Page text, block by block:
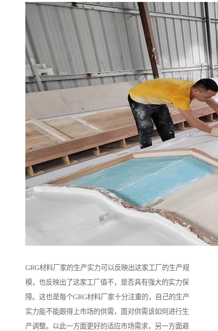
GRG材料厂家的生产实力可以反映出这家工厂的生产规
模，也反映出了这家工厂值不，是否具有强大的实力保
障。这也是每个GRG材料厂家十分注重的，自己的生产
实力能不能跟得上市场的供需，面对供需该如何进行生
产调整。以此一方面更好的适应市场需求，另一方面避